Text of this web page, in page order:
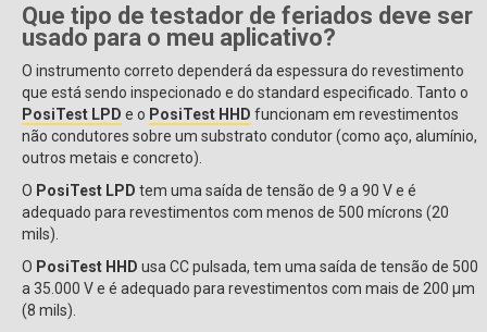
Que tipo de testador de feriados deve ser
usado para o meu aplicativo?
O instrumento correto dependerá da espessura do revestimento
que está sendo inspecionado e do standard especificado. Tanto o
PosiTest LPD e o PosiTest HHD funcionam em revestimentos
não condutores sobre um substrato condutor (como aço, alumínio,
outros metais e concreto).
O PosiTest LPD tem uma saída de tensão de 9 a 90 V e é
adequado para revestimentos com menos de 500 mícrons (20
mils).
O PosiTest HHD usa CC pulsada, tem uma saída de tensão de 500
a 35.000 V e é adequado para revestimentos com mais de 200 µm
(8 mils).